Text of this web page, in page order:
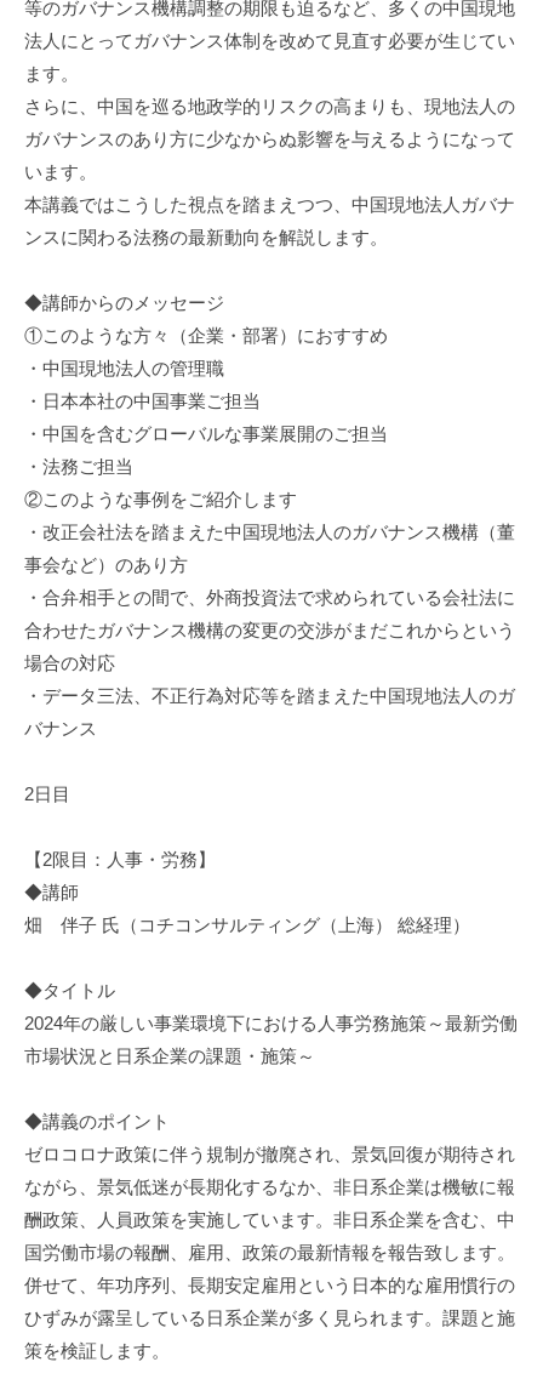
等のガバナンス機構調整の期限も迫るなど、多くの中国現地
法人にとってガバナンス体制を改めて見直す必要が生じてい
ます。
さらに、中国を巡る地政学的リスクの高まりも、現地法人の
ガバナンスのあり方に少なからぬ影響を与えるようになって
います。
本講義ではこうした視点を踏まえつつ、中国現地法人ガバナ
ンスに関わる法務の最新動向を解説します。
◆講師からのメッセージ
①このような方々（企業・部署）におすすめ
・中国現地法人の管理職
・日本本社の中国事業ご担当
・中国を含むグローバルな事業展開のご担当
・法務ご担当
②このような事例をご紹介します
・改正会社法を踏まえた中国現地法人のガバナンス機構（董
事会など）のあり方
・合弁相手との間で、外商投資法で求められている会社法に
合わせたガバナンス機構の変更の交渉がまだこれからという
場合の対応
・データ三法、不正行為対応等を踏まえた中国現地法人のガ
バナンス
2日目
【2限目：人事・労務】
◆講師
畑 伴子 氏（コチコンサルティング（上海） 総経理）
◆タイトル
2024年の厳しい事業環境下における人事労務施策～最新労働
市場状況と日系企業の課題・施策～
◆講義のポイント
ゼロコロナ政策に伴う規制が撤廃され、景気回復が期待され
ながら、景気低迷が長期化するなか、非日系企業は機敏に報
酬政策、人員政策を実施しています。非日系企業を含む、中
国労働市場の報酬、雇用、政策の最新情報を報告致します。
併せて、年功序列、長期安定雇用という日本的な雇用慣行の
ひずみが露呈している日系企業が多く見られます。課題と施
策を検証します。